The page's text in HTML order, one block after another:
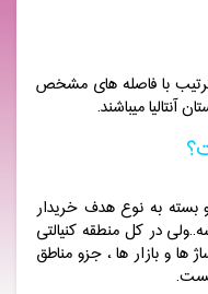
ترتیب با فاصله های مشخص
آنتالیا میباشند.
بسته به نوع هدف خریدار
در کل منطقه کنیالتی
ها و بازار ها ، جزو مناطق
هست.